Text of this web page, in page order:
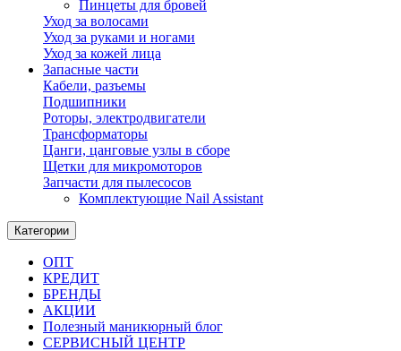
Пинцеты для бровей
Уход за волосами
Уход за руками и ногами
Уход за кожей лица
Запасные части
Кабели, разъемы
Подшипники
Роторы, электродвигатели
Трансформаторы
Цанги, цанговые узлы в сборе
Щетки для микромоторов
Запчасти для пылесосов
Комплектующие Nail Assistant
Категории
ОПТ
КРЕДИТ
БРЕНДЫ
АКЦИИ
Полезный маникюрный блог
СЕРВИСНЫЙ ЦЕНТР